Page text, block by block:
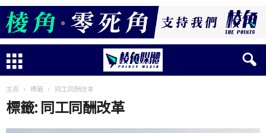
主頁 標籤 同工同酬改革
標籤: 同工同酬改革